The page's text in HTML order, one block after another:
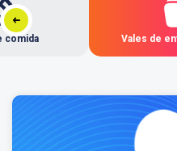
comida Vales de